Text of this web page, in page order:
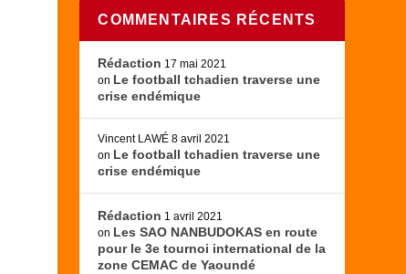
COMMENTAIRES RÉCENTS
Rédaction 17 mai 2021
on Le football tchadien traverse une
crise endémique
Vincent LAWÉ 8 avril 2021
on Le football tchadien traverse une
crise endémique
Rédaction 1 avril 2021
on Les SAO NANBUDOKAS en route
pour le 3e tournoi international de la
zone CEMAC de Yaoundé